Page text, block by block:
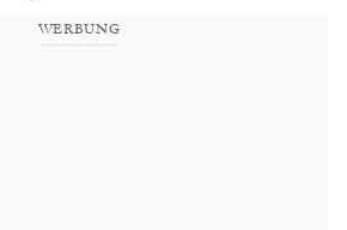
WERBUNG